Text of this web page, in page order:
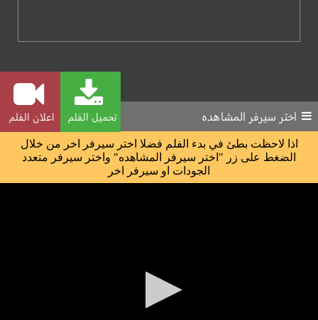
تحميل الفلم اعلان الفلم اختر سيرفر المشاهده
اذا لاحظت بطئ في بدء الفلم فضلا اختر سيرفر اخر من خلال
الضغط على زر "اختر سيرفر المشاهده" واختر سيرفر متعدد
الجودات او سيرفر اخر